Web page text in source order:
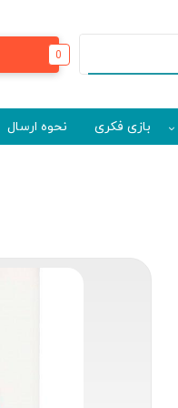
0
بازی فکری نحوه ارسال